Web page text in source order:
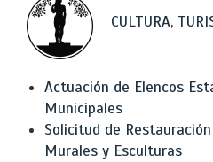
CULTURA,
Actuación de Elencos
Municipales
Solicitud de
Murales y Esculturas